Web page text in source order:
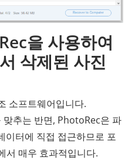
을 사용하여
삭제된 사진
소프트웨어입니다.
추는 반면, PhotoRec은 파
이터에 직접 접근하므로 포
서 매우 효과적입니다.